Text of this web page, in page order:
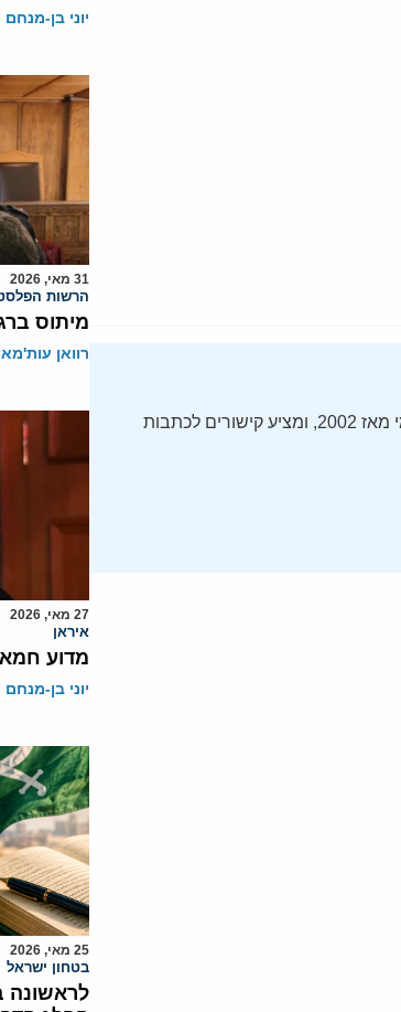
ה-Daily Alert הידוע – תקציר חדשות ישראל, מופק על ידי המרכז הירושלמי מאז 2002, ומציע קישורים לכתבות
יוני בן-מנחם
31 מאי, 2026
הרשות
מיתוס
רוואן
27 מאי, 2026
איראן
מדוע
יוני בן-מנחם
25 מאי, 2026
בטחון ישראל
לראשונה